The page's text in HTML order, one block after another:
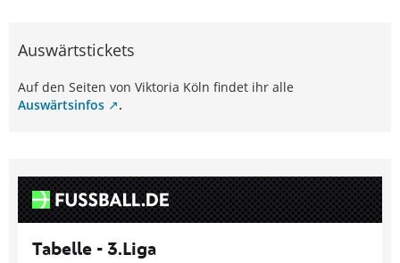
Auswärtstickets
Auf den Seiten von Viktoria Köln findet ihr alle
Auswärtsinfos
.